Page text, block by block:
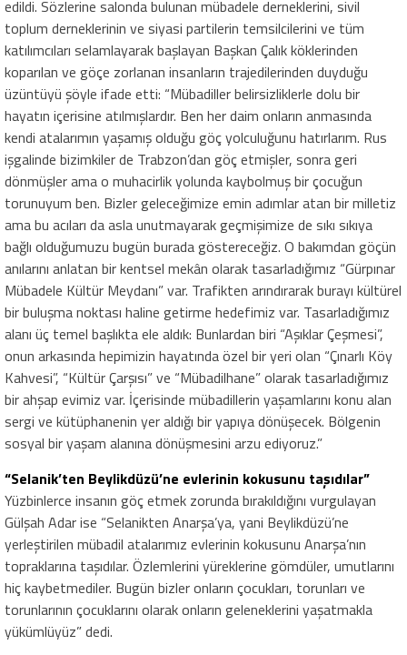
edildi. Sözlerine salonda bulunan mübadele derneklerini, sivil
toplum derneklerinin ve siyasi partilerin temsilcilerini ve tüm
katılımcıları selamlayarak başlayan Başkan Çalık köklerinden
koparılan ve göçe zorlanan insanların trajedilerinden duyduğu
üzüntüyü şöyle ifade etti: “Mübadiller belirsizliklerle dolu bir
hayatın içerisine atılmışlardır. Ben her daim onların anmasında
kendi atalarımın yaşamış olduğu göç yolculuğunu hatırlarım. Rus
işgalinde bizimkiler de Trabzon’dan göç etmişler, sonra geri
dönmüşler ama o muhacirlik yolunda kaybolmuş bir çocuğun
torunuyum ben. Bizler geleceğimize emin adımlar atan bir milletiz
ama bu acıları da asla unutmayarak geçmişimize de sıkı sıkıya
bağlı olduğumuzu bugün burada göstereceğiz. O bakımdan göçün
anılarını anlatan bir kentsel mekân olarak tasarladığımız “Gürpınar
Mübadele Kültür Meydanı” var. Trafikten arındırarak burayı kültürel
bir buluşma noktası haline getirme hedefimiz var. Tasarladığımız
alanı üç temel başlıkta ele aldık: Bunlardan biri “Aşıklar Çeşmesi”,
onun arkasında hepimizin hayatında özel bir yeri olan “Çınarlı Köy
Kahvesi”, “Kültür Çarşısı” ve “Mübadilhane” olarak tasarladığımız
bir ahşap evimiz var. İçerisinde mübadillerin yaşamlarını konu alan
sergi ve kütüphanenin yer aldığı bir yapıya dönüşecek. Bölgenin
sosyal bir yaşam alanına dönüşmesini arzu ediyoruz.”
“Selanik’ten Beylikdüzü’ne evlerinin kokusunu taşıdılar”
Yüzbinlerce insanın göç etmek zorunda bırakıldığını vurgulayan
Gülşah Adar ise “Selanikten Anarşa’ya, yani Beylikdüzü’ne
yerleştirilen mübadil atalarımız evlerinin kokusunu Anarşa’nın
topraklarına taşıdılar. Özlemlerini yüreklerine gömdüler, umutlarını
hiç kaybetmediler. Bugün bizler onların çocukları, torunları ve
torunlarının çocuklarını olarak onların geleneklerini yaşatmakla
yükümlüyüz” dedi.